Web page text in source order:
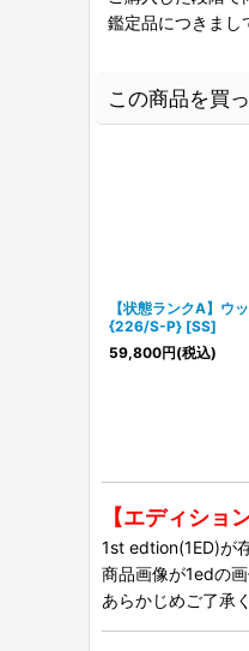
鑑定品につきまし
この商品を買
【状態ランクA】ウ
{226/S-P} [SS]
59,800円(税込)
【エディショ
1st edtion(1ED)が
商品画像が1edの
あらかじめご了承